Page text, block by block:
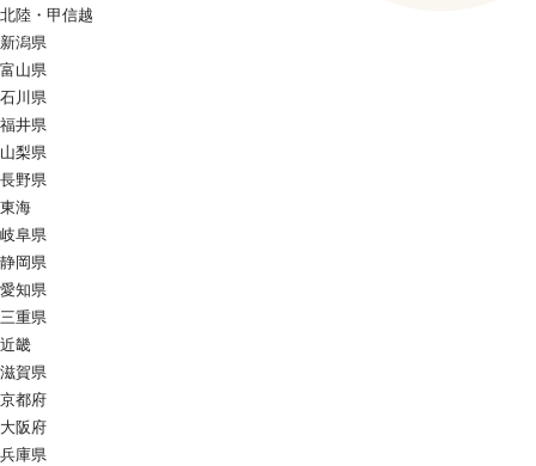
北陸・甲信越
新潟県
富山県
石川県
福井県
山梨県
長野県
東海
岐阜県
静岡県
愛知県
三重県
近畿
滋賀県
京都府
大阪府
兵庫県